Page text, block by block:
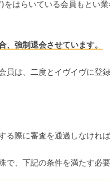
をはらいている会員もとい
強制退会させています。
員は、二度とイヴイヴに登録
る際に審査を通過しなければ
で、下記の条件を満たす必要